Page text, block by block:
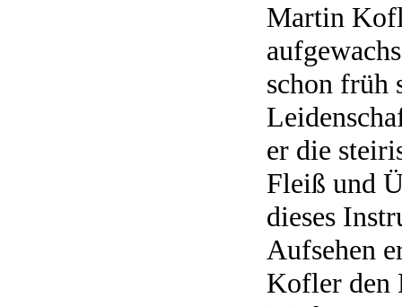
Martin
schon früh
er die
Fleiß und
dieses
Aufsehen
Kofler den